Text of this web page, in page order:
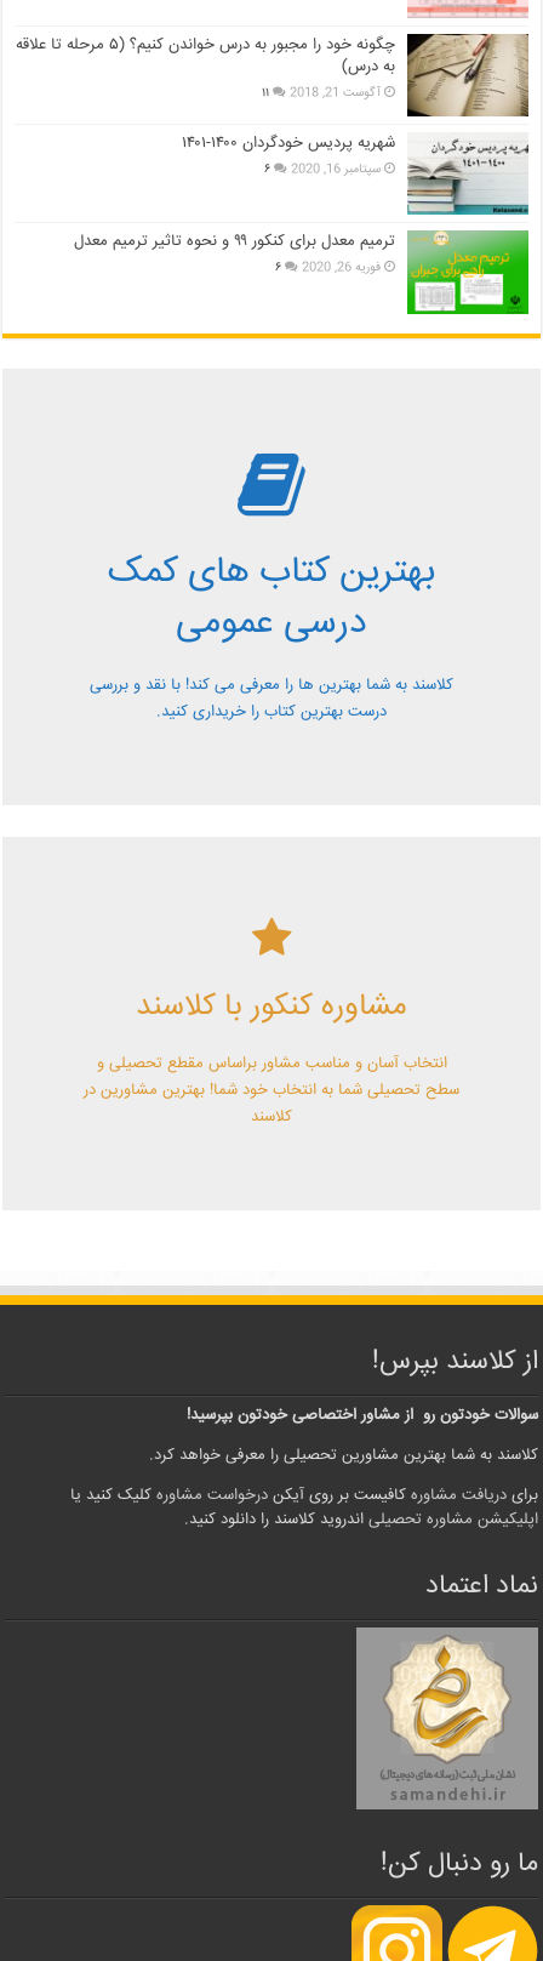
چگونه خود را مجبور به درس خواندن کنیم؟ (۵ مرحله تا علاقه
به درس)
آگوست 21, 2018 ۱۱
شهریه پردیس خودگردان ۱۴۰۰-۱۴۰۱
سپتامبر 16, 2020 ۶
ترمیم معدل برای کنکور ۹۹ و نحوه تاثیر ترمیم معدل
فوریه 26, 2020 ۶
بهترین کتاب های کمک
درسی عمومی
کلاسند به شما بهترین ها را معرفی می کند! با نقد و بررسی
درست بهترین کتاب را خریداری کنید.
بررسی بهترین کتاب های
کمک درسی عمومی
معرفی کتاب های کمک درسی عمومی و بررسی آن ها کاملا
رایگان از کلاسند
مشاوره کنکور با کلاسند
انتخاب آسان و مناسب مشاور براساس مقطع تحصیلی و
سطح تحصیلی شما به انتخاب خود شما! بهترین مشاورین در
کلاسند
از کلاسند بپرس!
سوالات خودتون رو از مشاور اختصاصی خودتون بپرسید!
کلاسند به شما بهترین مشاورین تحصیلی را معرفی خواهد کرد.
برایدریافت مشاوره کافیست بر روی آیکندرخواست مشاوره کلیک کنید یا
اپلیکیشن مشاوره تحصیلی اندروید کلاسند را دانلود کنید.
نماد اعتماد
ما رو دنبال کن!